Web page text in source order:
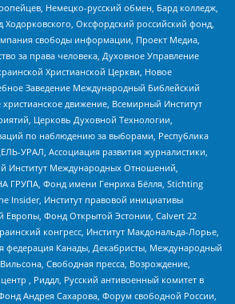
Немецко-русский обмен, Бард колледж,
Оксфордский российский фонд,
свободы информации, Проект Медиа,
за права человека, Духовное Управление
Христианской Церкви, Новое
Заведение Международный Библейский
движение, Всемирный Институт
Церковь Духовной Технологии,
по наблюдению за выборами, Республика
УРАЛ, Ассоциация развития журналистики,
Институт Международных Отношений,
Фонд имени Генриха Бёлля, Stichting
Insider, Институт правовой инициативы
Европы, Фонд Открытой Эстонии, Calvert 22
конгресс, Институт Макдональда-Лорье,
федерация Канады, Декабристы, Международный
Свободная пресса, Возрождение,
, Риддл, Русский антивоенный комитет в
Андрея Сахарова, Форум свободной России,